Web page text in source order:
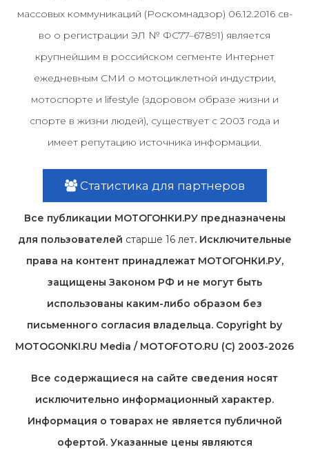
массовых коммуникаций (Роскомнадзор) 06.12.2016 св-
во о регистрации ЭЛ № ФС77–67891) является
крупнейшим в российском сегменте Интернет
ежедневным СМИ о мотоциклетной индустрии,
мотоспорте и lifestyle (здоровом образе жизни и
спорте в жизни людей), существует с 2003 года и
имеет репутацию источника информации.
Статистика для партнеров
Все публикации МОТОГОНКИ.РУ предназначены
для пользователей старше 16 лет. Исключительные
права на контент принадлежат МОТОГОНКИ.РУ,
защищены Законом РФ и не могут быть
использованы каким-либо образом без
письменного согласия владельца. Copyright by
MOTOGONKI.RU Media / MOTOFOTO.RU (C) 2003-2026
Все содержащиеся на cайте сведения носят
исключительно информационный характер.
Информация о товарах не является публичной
офертой. Указанные цены являются